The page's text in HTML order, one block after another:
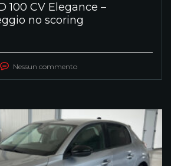
100 CV Elegance –
no scoring
Nessun commento